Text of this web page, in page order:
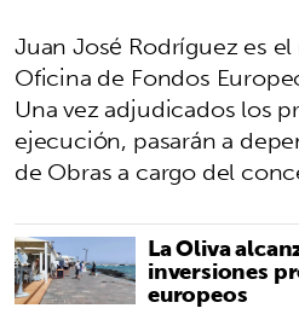
Juan José Rodríguez es
Oficina de Fondos
Una vez adjudicados los
ejecución, pasarán a
de Obras a cargo del
La Oliva
inversiones
europeos